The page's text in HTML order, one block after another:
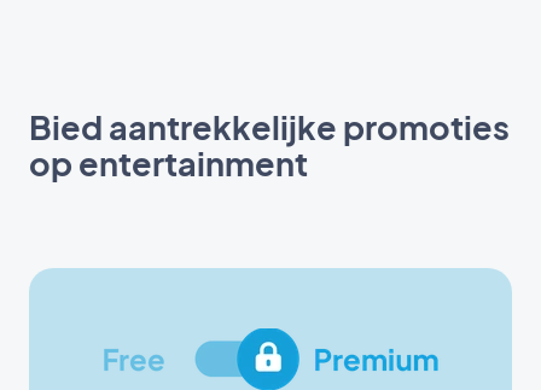
Bied aantrekkelijke promoties
op entertainment